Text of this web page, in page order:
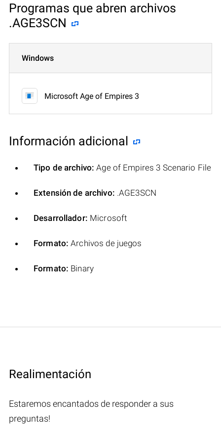
Programas que abren archivos
.AGE3SCN
Windows
Microsoft Age of Empires 3
Información adicional
Tipo de archivo: Age of Empires 3 Scenario File
Extensión de archivo: .AGE3SCN
Desarrollador: Microsoft
Formato: Archivos de juegos
Formato: Binary
Realimentación
Estaremos encantados de responder a sus
preguntas!